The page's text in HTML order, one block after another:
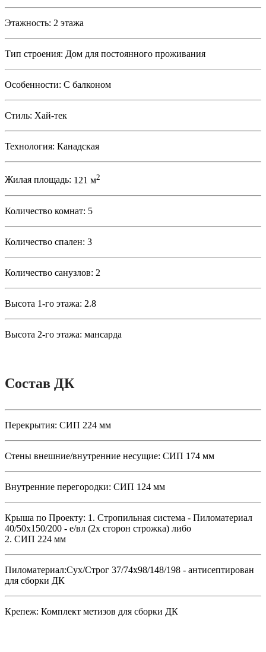
Этажность: 2 этажа
Тип строения: Дом для постоянного проживания
Особенности: С балконом
Стиль: Хай-тек
Технология: Канадская
Жилая площадь: 121 м2
Количество комнат: 5
Количество спален: 3
Количество санузлов: 2
Высота 1-го этажа: 2.8
Высота 2-го этажа: мансарда
Состав ДК
Перекрытия: СИП 224 мм
Стены внешние/внутренние несущие: СИП 174 мм
Внутренние перегородки: СИП 124 мм
Крыша по Проекту: 1. Стропильная система - Пиломатериал
40/50х150/200 - е/вл (2х сторон строжка) либо
2. СИП 224 мм
Пиломатериал:Сух/Строг 37/74х98/148/198 - антисептирован
для сборки ДК
Крепеж: Комплект метизов для сборки ДК